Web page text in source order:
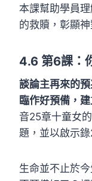
本課幫助學員
的救贖，彰顯
4.6 第6課：
談論主再來的
臨作好預備，
音25章十童女
題，並以啟示
生命並不止於